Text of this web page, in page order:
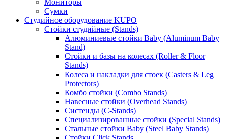
Мониторы
Сумки
Студийное оборудование KUPO
Стойки студийные (Stands)
Алюминиевые стойки Baby (Aluminum Baby
Stand)
Стойки и базы на колесах (Roller & Floor
Stands)
Колеса и накладки для стоек (Casters & Leg
Protectors)
Комбо стойки (Combo Stands)
Навесные стойки (Overhead Stands)
Систенды (C-Stands)
Специализированные стойки (Special Stands)
Стальные стойки Baby (Steel Baby Stands)